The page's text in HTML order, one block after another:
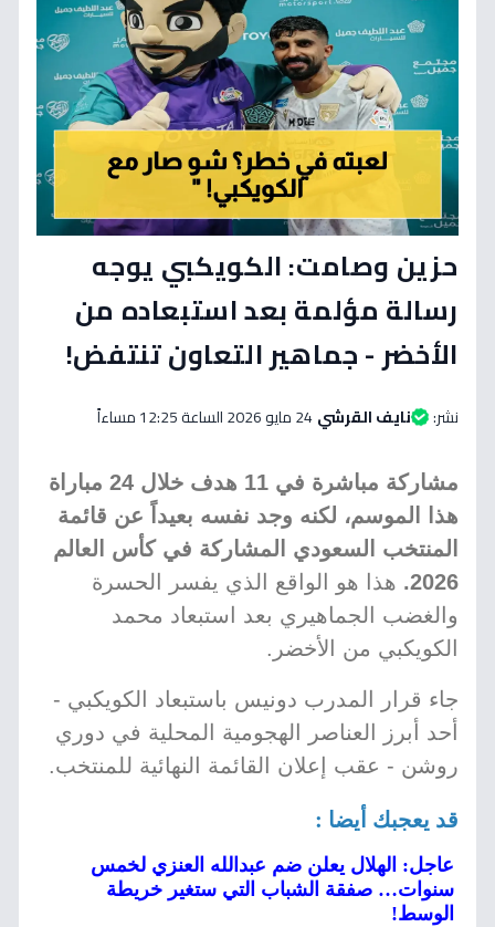
حزين وصامت: الكويكبي يوجه
رسالة مؤلمة بعد استبعاده من
الأخضر - جماهير التعاون تنتفض!
نشر: نايف القرشي24 مايو 2026 الساعة 12:25 مساءاً
مشاركة مباشرة في 11 هدف خلال 24 مباراة
هذا الموسم، لكنه وجد نفسه بعيداً عن قائمة
المنتخب السعودي المشاركة في كأس العالم
2026. هذا هو الواقع الذي يفسر الحسرة
والغضب الجماهيري بعد استبعاد محمد
الكويكبي من الأخضر.
جاء قرار المدرب دونيس باستبعاد الكويكبي -
أحد أبرز العناصر الهجومية المحلية في دوري
روشن - عقب إعلان القائمة النهائية للمنتخب.
قد يعجبك أيضا :
عاجل: الهلال يعلن ضم عبدالله العنزي لخمس
سنوات… صفقة الشباب التي ستغير خريطة
الوسط!